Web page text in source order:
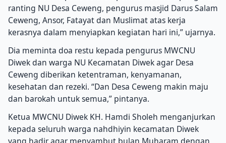
ranting NU Desa Ceweng, pengurus masjid Darus Salam
Ceweng, Ansor, Fatayat dan Muslimat atas kerja
kerasnya dalam menyiapkan kegiatan hari ini,” ujarnya.
Dia meminta doa restu kepada pengurus MWCNU
Diwek dan warga NU Kecamatan Diwek agar Desa
Ceweng diberikan ketentraman, kenyamanan,
kesehatan dan rezeki. “Dan Desa Ceweng makin maju
dan barokah untuk semua,” pintanya.
Ketua MWCNU Diwek KH. Hamdi Sholeh menganjurkan
kepada seluruh warga nahdhiyin kecamatan Diwek
yang hadir agar menyambut bulan Muharam dengan